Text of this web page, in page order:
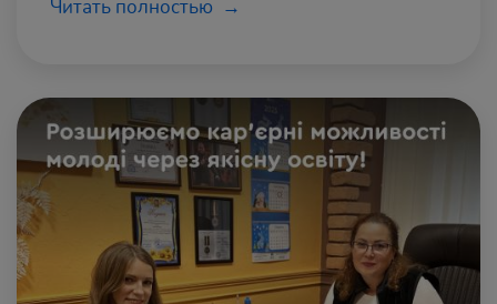
профессиональными педагогами.
Читать полностью